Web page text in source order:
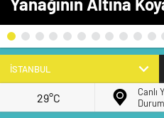
29°C
Canlı